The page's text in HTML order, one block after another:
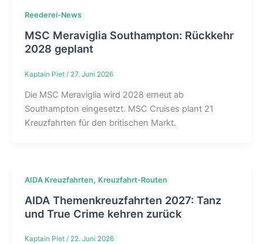
Reederei-News
MSC Meraviglia Southampton: Rückkehr
2028 geplant
Kaptain Piet / 27. Juni 2026
Die MSC Meraviglia wird 2028 erneut ab
Southampton eingesetzt. MSC Cruises plant 21
Kreuzfahrten für den britischen Markt.
AIDA Kreuzfahrten, Kreuzfahrt-Routen
AIDA Themenkreuzfahrten 2027: Tanz
und True Crime kehren zurück
Kaptain Piet / 22. Juni 2026